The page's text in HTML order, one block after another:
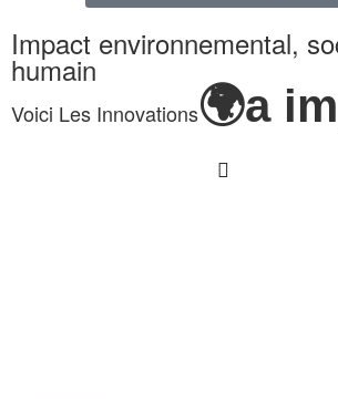
Impact environnemental,
humain
Voici Les Innovations🌍a